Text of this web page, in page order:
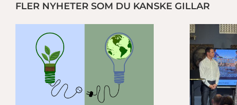
FLER NYHETER SOM DU KANSKE GILLAR
Industry In West hjälper västsvensk industri att ställa om